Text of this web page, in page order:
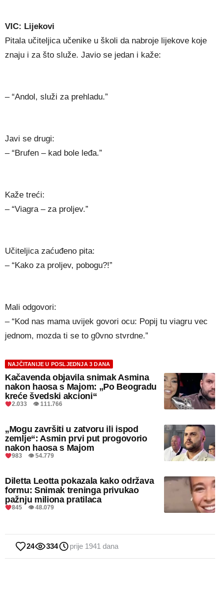
VIC: Lijekovi
Pitala učiteljica učenike u školi da nabroje lijekove koje
znaju i za što služe. Javio se jedan i kaže:
– “Andol, služi za prehladu.”
Javi se drugi:
– “Brufen – kad bole leđa.”
Kaže treći:
– “Viagra – za proljev.”
Učiteljica zaćuđeno pita:
– “Kako za proljev, pobogu?!”
Mali odgovori:
– “Kod nas mama uvijek govori ocu: Popij tu viagru vec
jednom, mozda ti se to g0vno stvrdne.”
NAJČITANIJE U POSLJEDNJA 3 DANA
Kačavenda objavila snimak Asmina
nakon haosa s Majom: „Po Beogradu
kreće švedski akcioni“
2.033 👁 111.766
„Mogu završiti u zatvoru ili ispod
zemlje“: Asmin prvi put progovorio
nakon haosa s Majom
983 👁 54.779
Diletta Leotta pokazala kako održava
formu: Snimak treninga privukao
pažnju miliona pratilaca
845 👁 48.079
24 334 prije 1941 dana